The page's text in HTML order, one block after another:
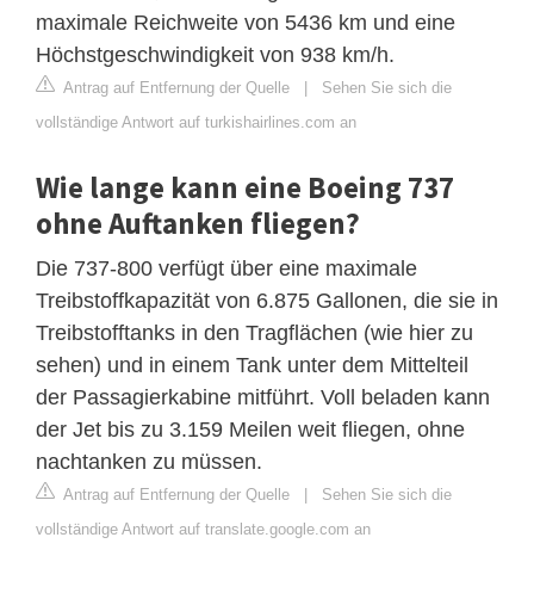
maximale Reichweite von 5436 km und eine
Höchstgeschwindigkeit von 938 km/h.
Antrag auf Entfernung der Quelle
Sehen Sie sich die
vollständige Antwort auf turkishairlines.com an
Wie lange kann eine Boeing 737
ohne Auftanken fliegen?
Die 737-800 verfügt über eine maximale
Treibstoffkapazität von 6.875 Gallonen, die sie in
Treibstofftanks in den Tragflächen (wie hier zu
sehen) und in einem Tank unter dem Mittelteil
der Passagierkabine mitführt. Voll beladen kann
der Jet bis zu 3.159 Meilen weit fliegen, ohne
nachtanken zu müssen.
Antrag auf Entfernung der Quelle
Sehen Sie sich die
vollständige Antwort auf translate.google.com an